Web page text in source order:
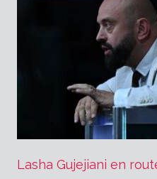
Lasha Gujejiani en